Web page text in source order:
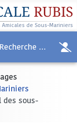
RUBIS
de Sous-Mariniers
sous-